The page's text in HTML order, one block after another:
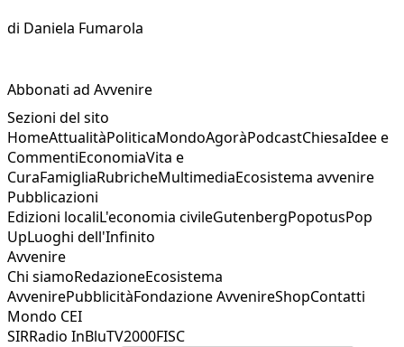
di Daniela Fumarola
Abbonati ad Avvenire
Sezioni del sito
HomeAttualitàPoliticaMondoAgoràPodcastChiesaIdee e
CommentiEconomiaVita e
CuraFamigliaRubricheMultimediaEcosistema avvenire
Pubblicazioni
Edizioni localiL'economia civileGutenbergPopotusPop
UpLuoghi dell'Infinito
Avvenire
Chi siamoRedazioneEcosistema
AvvenirePubblicitàFondazione AvvenireShopContatti
Mondo CEI
SIRRadio InBluTV2000FISC